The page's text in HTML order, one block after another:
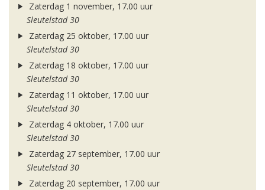
Zaterdag 1 november, 17.00 uur
Sleutelstad 30
Zaterdag 25 oktober, 17.00 uur
Sleutelstad 30
Zaterdag 18 oktober, 17.00 uur
Sleutelstad 30
Zaterdag 11 oktober, 17.00 uur
Sleutelstad 30
Zaterdag 4 oktober, 17.00 uur
Sleutelstad 30
Zaterdag 27 september, 17.00 uur
Sleutelstad 30
Zaterdag 20 september, 17.00 uur